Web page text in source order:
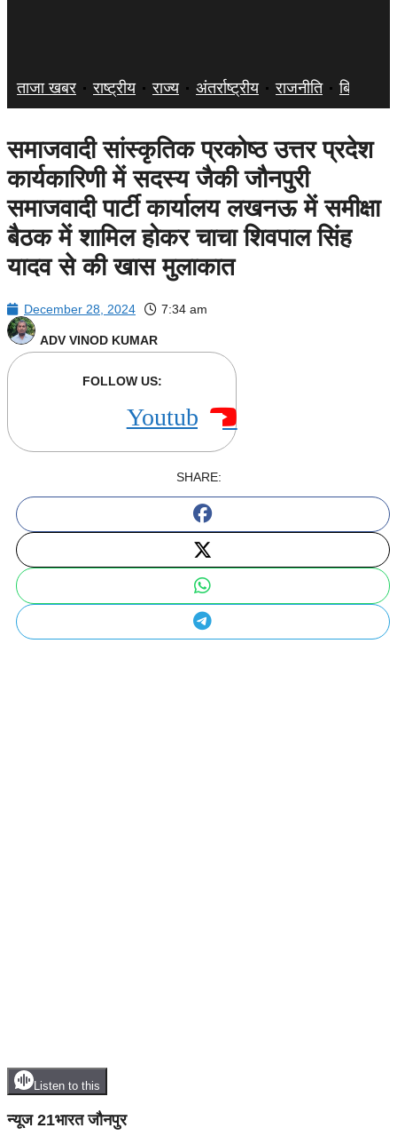
ताजा खबर राष्ट्रीय राज्य अंतर्राष्ट्रीय राजनीति बिज़नेस
समाजवादी सांस्कृतिक प्रकोष्ठ उत्तर प्रदेश
कार्यकारिणी में सदस्य जैकी जौनपुरी
समाजवादी पार्टी कार्यालय लखनऊ में समीक्षा
बैठक में शामिल होकर चाचा शिवपाल सिंह
यादव से की खास मुलाकात
December 28, 2024 7:34 am
ADV VINOD KUMAR
FOLLOW US:
Youtube
SHARE:
Listen to this
न्यूज 21भारत जौनपुर